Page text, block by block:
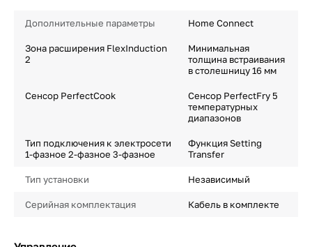
Дополнительные параметры Home Connect
Зона расширения FlexInduction
2
Минимальная
толщина встраивания
в столешницу 16 мм
Сенсор PerfectCook
Сенсор PerfectFry 5
температурных
диапазонов
Тип подключения к электросети
1-фазное 2-фазное 3-фазное
Функция Setting
Transfer
Тип установки Независимый
Серийная комплектация Кабель в комплекте